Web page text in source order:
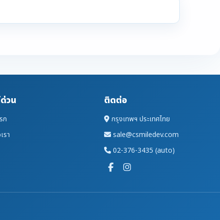
วน
ก
รา
ติดต่อ
กรุงเทพฯ ประเทศไทย
sale@csmiledev.com
02-376-3435 (auto)